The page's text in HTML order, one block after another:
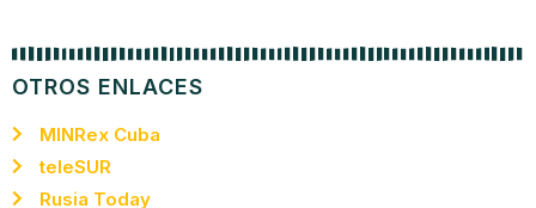
OTROS ENLACES
MINRex Cuba
teleSUR
Rusia Today